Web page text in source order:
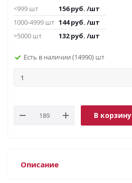
<999 шт 156руб. /шт
1000-4999 шт 144руб. /шт
>5000 шт
132руб. /шт
Есть в наличии (14990)
В корзину
Описание